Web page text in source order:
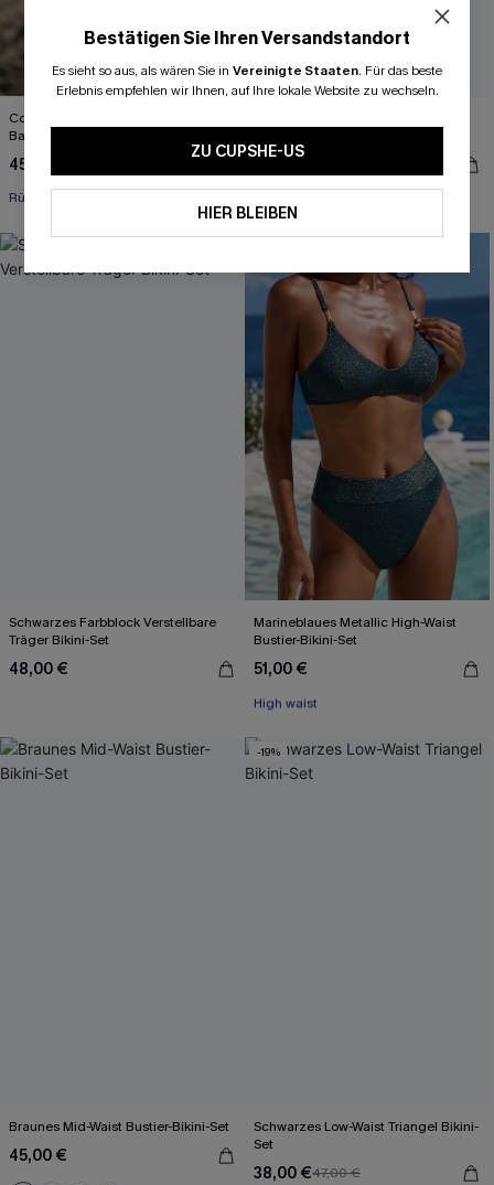
Colorblock Cutout One-Shoulder-
Badeanzug
45,00 €
Rüschen
Schwarzes Farbblock Verstellbare
Träger Bikini-Set
48,00 €
Marineblaues Metallic High-Waist
Bustier-Bikini-Set
51,00 €
Mit Gratis-Maßband
High waist
Braunes Mid-Waist Bustier-Bikini-Set
45,00 €
-19%
Schwarzes Low-Waist Triangel Bikini-
Set
38,00 €47,00 €
Bestätigen Sie Ihren Versandstandort
Es sieht so aus, als wären Sie in Vereinigte Staaten. Für das beste
Erlebnis empfehlen wir Ihnen, auf Ihre lokale Website zu wechseln.
ZU CUPSHE-US
HIER BLEIBEN